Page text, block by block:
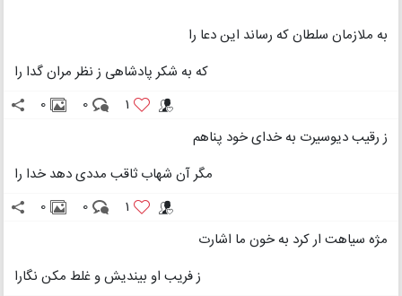
به ملازمان سلطان که رساند این دعا را
که به شکر پادشاهی ز نظر مران گدا را
1
0
0
ز رقیب دیوسیرت به خدای خود پناهم
مگر آن شهاب ثاقب مددی دهد خدا را
1
0
0
مژه سیاهت ار کرد به خون ما اشارت
ز فریب او بیندیش و غلط مکن نگارا